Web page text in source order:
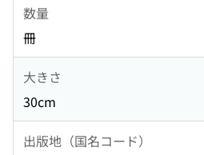
数量
冊
大きさ
30cm
出版地（国名コード）